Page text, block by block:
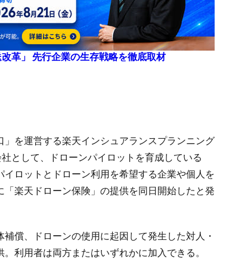
革」 先行企業の生存戦略を徹底取材
を運営する楽天インシュアランスプランニング
として、ドローンパイロットを育成している
イロットとドローン利用を希望する企業や個人を
楽天ドローン保険」の提供を同日開始したと発
償、ドローンの使用に起因して発生した対人・
利用者は両方またはいずれかに加入できる。